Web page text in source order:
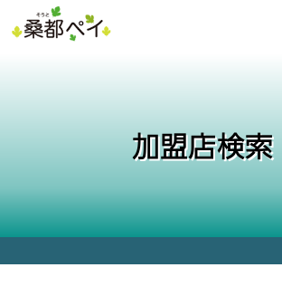
ン
プ
加盟店検索